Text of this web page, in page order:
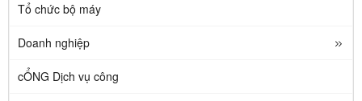
Tổ chức bộ máy
Doanh nghiệp
cỔNG Dịch vụ công